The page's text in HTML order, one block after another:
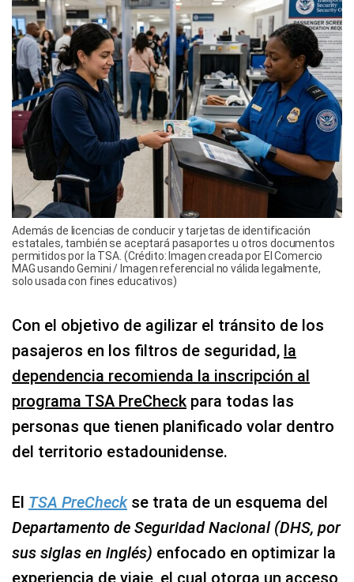
Además de licencias de conducir y tarjetas de identificación
estatales, también se aceptará pasaportes u otros documentos
permitidos por la TSA. (Crédito: Imagen creada por El Comercio
MAG usando Gemini / Imagen referencial no válida legalmente,
solo usada con fines educativos)
Con el objetivo de agilizar el tránsito de los
pasajeros en los filtros de seguridad, la
dependencia recomienda la inscripción al
programa TSA PreCheck para todas las
personas que tienen planificado volar dentro
del territorio estadounidense.
El TSA PreCheckse trata de un esquema del
Departamento de Seguridad Nacional (DHS, por
sus siglas en inglés) enfocado en optimizar la
experiencia de viaje, el cual otorga un acceso